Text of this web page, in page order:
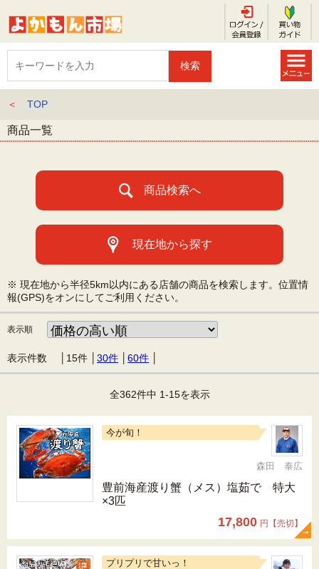
＜ TOP
商品一覧
商品検索へ
現在地から探す
※ 現在地から半径5km以内にある店舗の商品を検索します。位置情
報(GPS)をオンにしてご利用ください。
表示順
表示件数 │ 15件 30件 60件
全362件中 1-15を表示
今が旬！
森田 泰広
豊前海産渡り蟹（メス）塩茹で 特大
×3匹
17,800 円【売切】
プリプリで甘いっ！